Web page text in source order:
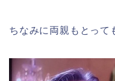
ちなみに両親もとって